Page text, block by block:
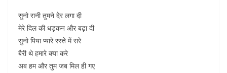
सुनो रानी तुमने देर लगा दी
मेरे दिल की धड़कन और बढ़ा दी
सुनो पिया प्यारे रस्ते में सरे
बैरी थे हमारे क्या करे
अब हम और तुम जब मिल ही गए